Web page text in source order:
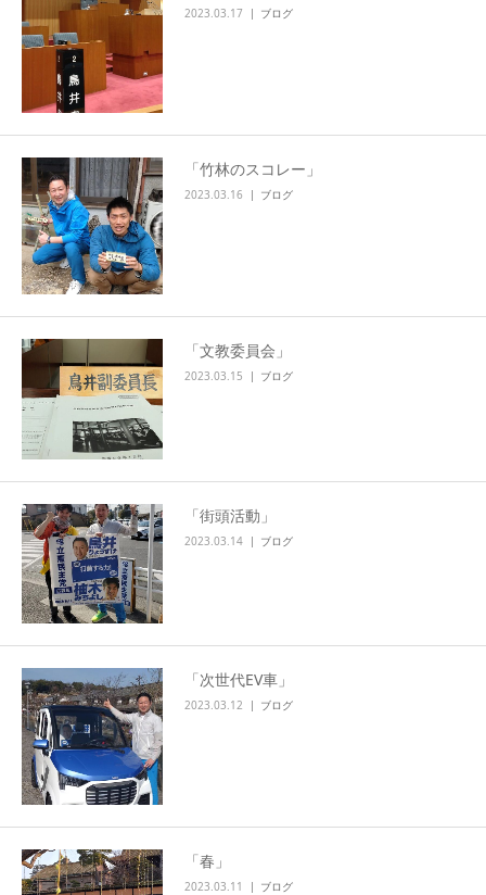
2023.03.17 ブログ
「竹林のスコレー」
2023.03.16 ブログ
「文教委員会」
2023.03.15 ブログ
「街頭活動」
2023.03.14 ブログ
「次世代EV車」
2023.03.12 ブログ
「春」
2023.03.11 ブログ